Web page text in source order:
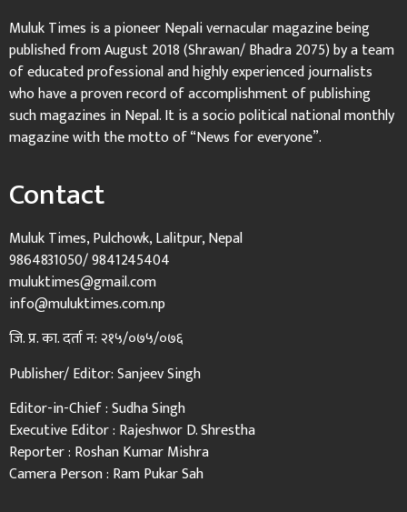
Muluk Times is a pioneer Nepali vernacular magazine being
published from August 2018 (Shrawan/ Bhadra 2075) by a team
of educated professional and highly experienced journalists
who have a proven record of accomplishment of publishing
such magazines in Nepal. It is a socio political national monthly
magazine with the motto of “News for everyone”.
Contact
Muluk Times, Pulchowk, Lalitpur, Nepal
9864831050/ 9841245404
muluktimes@gmail.com
info@muluktimes.com.np
जि. प्र. का. दर्ता न: २१५/०७५/०७६
Publisher/ Editor: Sanjeev Singh
Editor-in-Chief : Sudha Singh
Executive Editor : Rajeshwor D. Shrestha
Reporter : Roshan Kumar Mishra
Camera Person : Ram Pukar Sah